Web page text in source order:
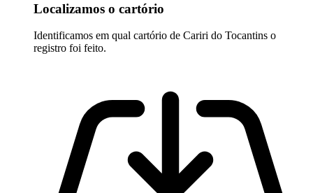
Localizamos o cartório
Identificamos em qual cartório de Cariri do Tocantins o
registro foi feito.